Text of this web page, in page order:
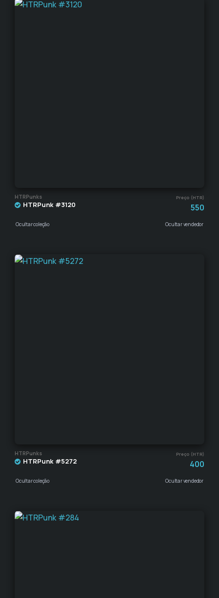
HTRPunks Preço (HTR)
HTRPunk #3120 550
Ocultar coleção Ocultar vendedor
HTRPunks Preço (HTR)
HTRPunk #5272 400
Ocultar coleção Ocultar vendedor